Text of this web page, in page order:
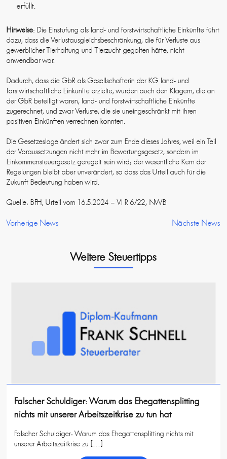
erfüllt.
Hinweise: Die Einstufung als land- und forstwirtschaftliche Einkünfte führt
dazu, dass die Verlustausgleichsbeschränkung, die für Verluste aus
gewerblicher Tierhaltung und Tierzucht gegolten hätte, nicht
anwendbar war.
Dadurch, dass die GbR als Gesellschafterin der KG land- und
forstwirtschaftliche Einkünfte erzielte, wurden auch den Klägern, die an
der GbR beteiligt waren, land- und forstwirtschaftliche Einkünfte
zugerechnet, und zwar Verluste, die sie uneingeschränkt mit ihren
positiven Einkünften verrechnen konnten.
Die Gesetzeslage ändert sich zwar zum Ende dieses Jahres, weil ein Teil
der Voraussetzungen nicht mehr im Bewertungsgesetz, sondern im
Einkommensteuergesetz geregelt sein wird; der wesentliche Kern der
Regelungen bleibt aber unverändert, so dass das Urteil auch für die
Zukunft Bedeutung haben wird.
Quelle: BFH, Urteil vom 16.5.2024 – VI R 6/22; NWB
Vorherige News Nächste News
Weitere Steuertipps
Falscher Schuldiger: Warum das Ehegattensplitting
nichts mit unserer Arbeitszeitkrise zu tun hat
Falscher Schuldiger: Warum das Ehegattensplitting nichts mit
unserer Arbeitszeitkrise zu […]